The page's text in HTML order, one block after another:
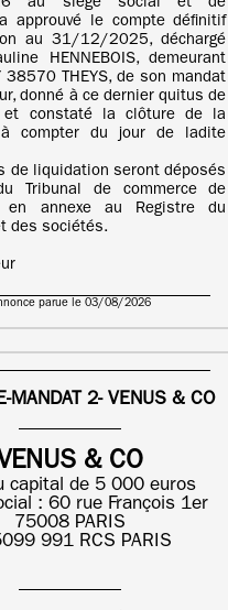
au siège social et de
approuvé le compte définitif
au 31/12/2025, déchargé
HENNEBOIS, demeurant
38570 THEYS, de son mandat
donné à ce dernier quitus de
et constaté la clôture de la
à compter du jour de ladite
de liquidation seront déposés
Tribunal de commerce de
en annexe au Registre du
des sociétés.
parue le 03/08/2026
MANDAT 2- VENUS & CO
& CO
capital de 5 000 euros
: 60 rue François 1er
75008 PARIS
991 RCS PARIS